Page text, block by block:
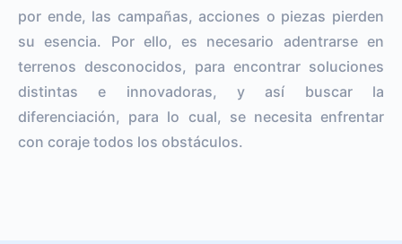
por ende, las campañas, acciones o piezas pierden
su esencia. Por ello, es necesario adentrarse en
terrenos desconocidos, para encontrar soluciones
distintas e innovadoras, y así buscar la
diferenciación, para lo cual, se necesita enfrentar
con coraje todos los obstáculos.